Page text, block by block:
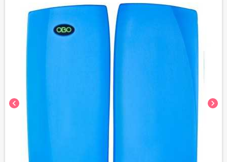
chevron_left chevron_right